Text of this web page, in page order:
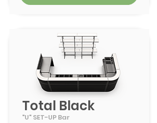
"U" SET-UP Bar
Total Black